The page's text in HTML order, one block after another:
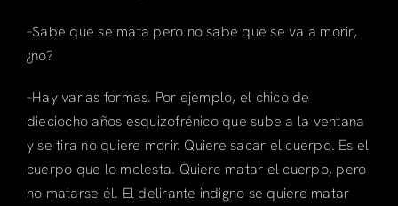
–Sabe que se mata pero no sabe que se va a morir,
¿no?
–Hay varias formas. Por ejemplo, el chico de
dieciocho años esquizofrénico que sube a la ventana
y se tira no quiere morir. Quiere sacar el cuerpo. Es el
cuerpo que lo molesta. Quiere matar el cuerpo, pero
no matarse él. El delirante indigno se quiere matar